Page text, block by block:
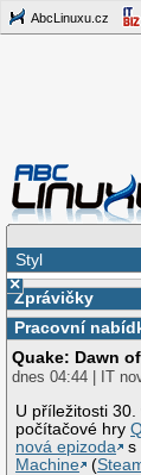
AbcLinuxu.cz
Styl
×
Zprávičky
Pracovní
Quake: Dawn
dnes 04:44 | IT
U příležitosti
počítačové hry
nová epizoda
s
Machine
(